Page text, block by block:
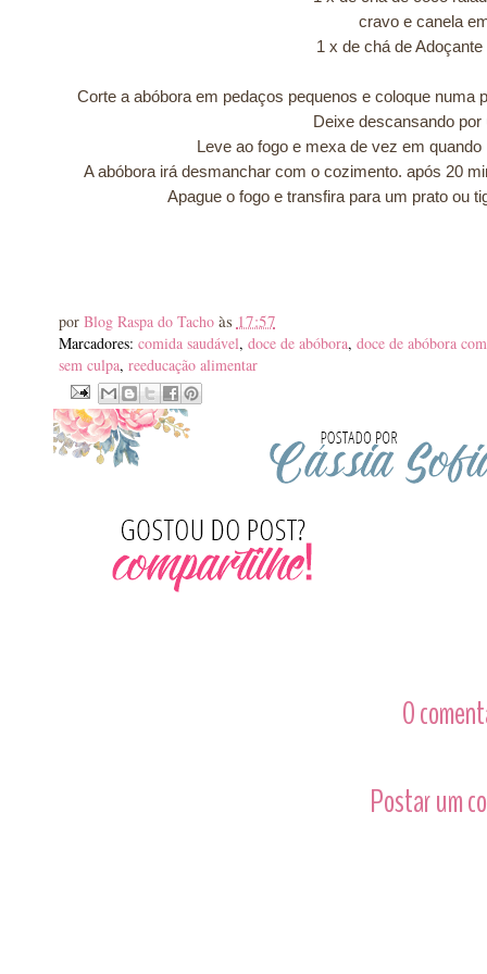
cravo e canela
1 x de chá de
Corte a abóbora em pedaços pequenos e coloque
Deixe descansando
Leve ao fogo e mexa de vez em
A abóbora irá desmanchar com o cozimento. após 20
Apague o fogo e transfira para um prato ou
por Blog Raspa do Tacho às 17:57
Marcadores: comida saudável, doce de abóbora, doce de abóbora
sem culpa, reeducação alimentar
0
Postar um